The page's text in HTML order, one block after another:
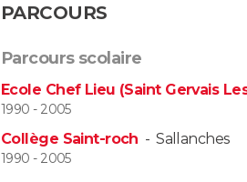
PARCOURS
Parcours scolaire
Ecole Chef Lieu (Saint Gervais
1990 - 2005
Collège Saint-roch -Sallanches
1990 - 2005